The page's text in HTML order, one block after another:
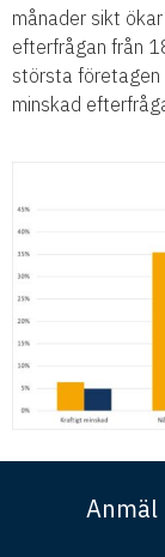
månader sikt
efterfrågan från
största
minskad
nedgång i